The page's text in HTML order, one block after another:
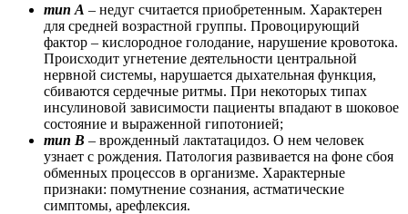
тип А – недуг считается приобретенным. Характерен
для средней возрастной группы. Провоцирующий
фактор – кислородное голодание, нарушение кровотока.
Происходит угнетение деятельности центральной
нервной системы, нарушается дыхательная функция,
сбиваются сердечные ритмы. При некоторых типах
инсулиновой зависимости пациенты впадают в шоковое
состояние и выраженной гипотонией;
тип В – врожденный лактатацидоз. О нем человек
узнает с рождения. Патология развивается на фоне сбоя
обменных процессов в организме. Характерные
признаки: помутнение сознания, астматические
симптомы, арефлексия.